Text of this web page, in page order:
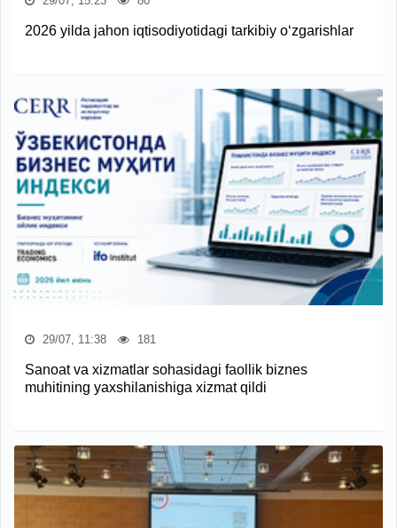
2026 yilda jahon iqtisodiyotidagi tarkibiy o‘zgarishlar
29/07, 11:38 181
Sanoat va xizmatlar sohasidagi faollik biznes
muhitining yaxshilanishiga xizmat qildi